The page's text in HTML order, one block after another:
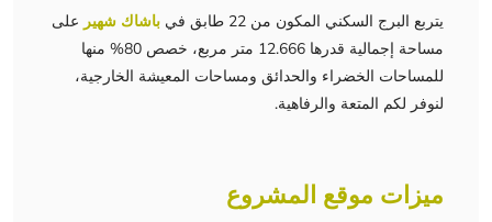
يتربع البرج السكني المكون من 22 طابق في باشاك شهير على
مساحة إجمالية قدرها 12.666 متر مربع، خصص 80% منها
للمساحات الخضراء والحدائق ومساحات المعيشة الخارجية،
لنوفر لكم المتعة والرفاهية.
ميزات موقع المشروع